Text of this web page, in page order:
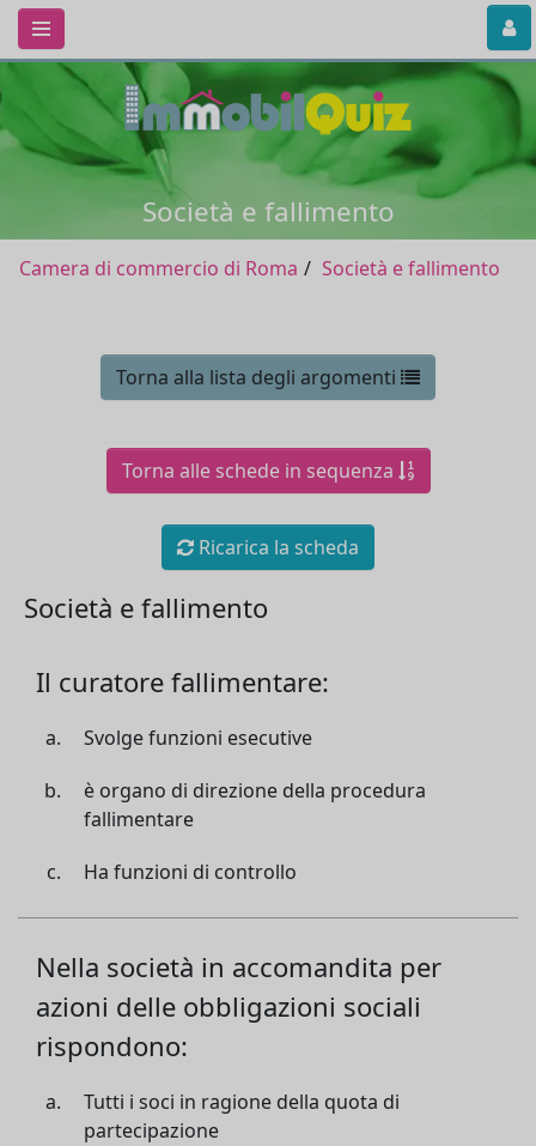
Società e fallimento
Camera di commercio di Roma Società e fallimento
Torna alla lista degli argomenti
Torna alle schede in sequenza
Ricarica la scheda
Società e fallimento
Il curatore fallimentare:
Svolge funzioni esecutive
è organo di direzione della procedura
fallimentare
Ha funzioni di controllo
Nella società in accomandita per
azioni delle obbligazioni sociali
rispondono:
Tutti i soci in ragione della quota di
partecipazione